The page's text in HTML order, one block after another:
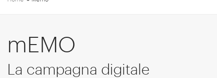
mEMO
La campagna digitale